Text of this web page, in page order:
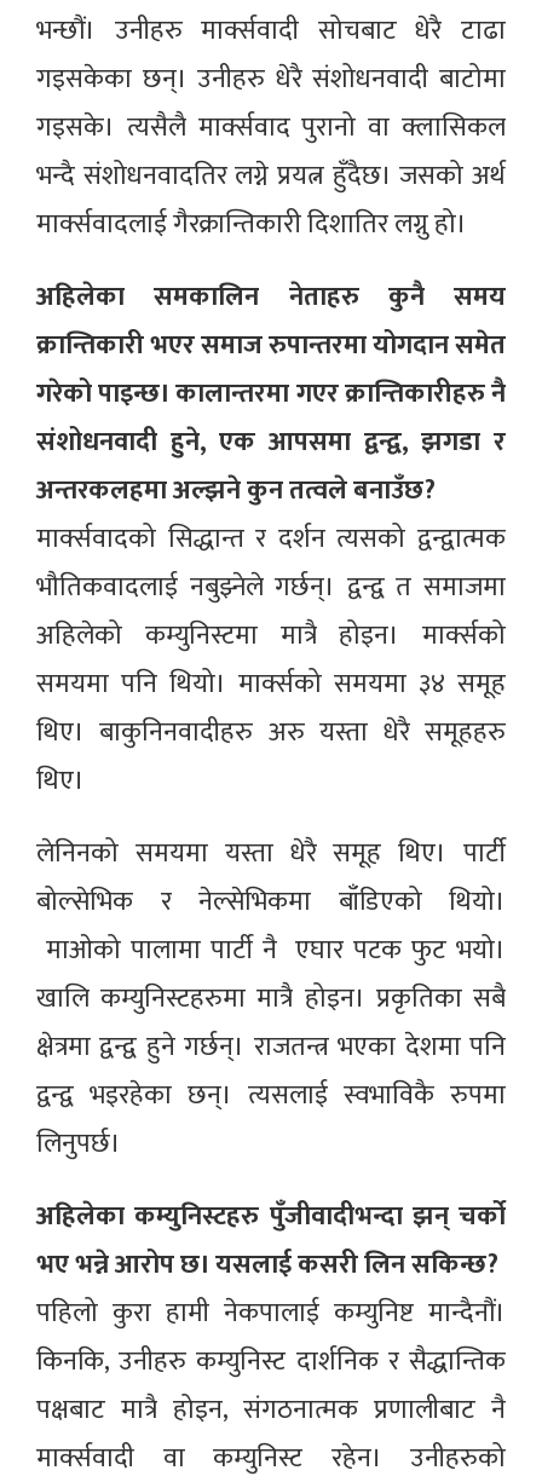
भन्छौं। उनीहरु मार्क्सवादी सोचबाट धेरै टाढा
गइसकेका छन्। उनीहरु धेरै संशोधनवादी बाटोमा
गइसके। त्यसैलै मार्क्सवाद पुरानो वा क्लासिकल
भन्दै संशोधनवादतिर लग्ने प्रयत्न हुँदैछ। जसको अर्थ
मार्क्सवादलाई गैरक्रान्तिकारी दिशातिर लग्नु हो।
अहिलेका समकालिन नेताहरु कुनै समय
क्रान्तिकारी भएर समाज रुपान्तरमा योगदान समेत
गरेको पाइन्छ। कालान्तरमा गएर क्रान्तिकारीहरु नै
संशोधनवादी हुने, एक आपसमा द्वन्द्व, झगडा र
अन्तरकलहमा अल्झने कुन तत्वले बनाउँछ?
मार्क्सवादको सिद्धान्त र दर्शन त्यसको द्वन्द्वात्मक
भौतिकवादलाई नबुझ्नेले गर्छन्। द्वन्द्व त समाजमा
अहिलेको कम्युनिस्टमा मात्रै होइन। मार्क्सको
समयमा पनि थियो। मार्क्सको समयमा ३४ समूह
थिए। बाकुनिनवादीहरु अरु यस्ता धेरै समूहहरु
थिए।
लेनिनको समयमा यस्ता धेरै समूह थिए। पार्टी
बोल्सेभिक र नेल्सेभिकमा बाँडिएको थियो।
माओको पालामा पार्टी नै एघार पटक फुट भयो।
खालि कम्युनिस्टहरुमा मात्रै होइन। प्रकृतिका सबै
क्षेत्रमा द्वन्द्व हुने गर्छन्। राजतन्त्र भएका देशमा पनि
द्वन्द्व भइरहेका छन्। त्यसलाई स्वभाविकै रुपमा
लिनुपर्छ।
अहिलेका कम्युनिस्टहरु पुँजीवादीभन्दा झन् चर्को
भए भन्ने आरोप छ। यसलाई कसरी लिन सकिन्छ?
पहिलो कुरा हामी नेकपालाई कम्युनिष्ट मान्दैनौं।
किनकि, उनीहरु कम्युनिस्ट दार्शनिक र सैद्धान्तिक
पक्षबाट मात्रै होइन, संगठनात्मक प्रणालीबाट नै
मार्क्सवादी वा कम्युनिस्ट रहेन। उनीहरुको